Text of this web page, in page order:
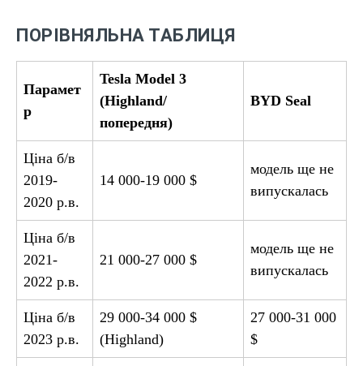
ПОРІВНЯЛЬНА ТАБЛИЦЯ
Парамет
р
Tesla Model 3
(Highland/
попередня)
BYD Seal
Ціна б/в
2019-
2020 р.в.
14 000-19 000 $
модель ще не
випускалась
Ціна б/в
2021-
2022 р.в.
21 000-27 000 $
модель ще не
випускалась
Ціна б/в
2023 р.в.
29 000-34 000 $
(Highland)
27 000-31 000
$